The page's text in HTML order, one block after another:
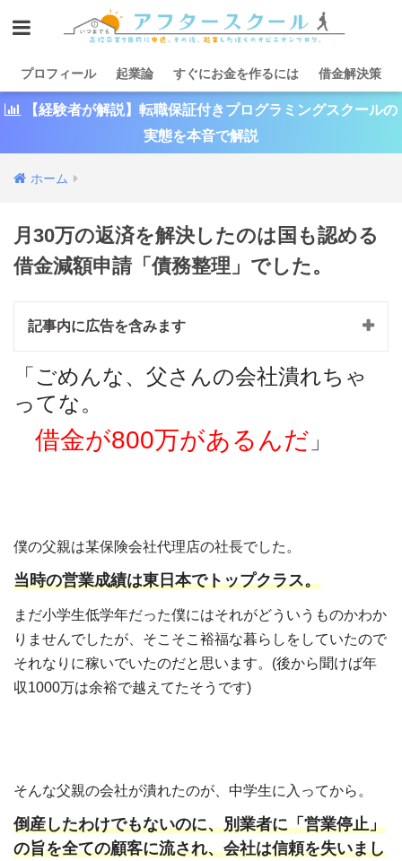
プロフィール 起業論 すぐにお金を作るには 借金解決策
【経験者が解説】転職保証付きプログラミングスクールの
実態を本音で解説
ホーム
月30万の返済を解決したのは国も認める
借金減額申請「債務整理」でした。
記事内に広告を含みます
「ごめんな、父さんの会社潰れちゃ
ってな。
借金が800万があるんだ 」
僕の父親は某保険会社代理店の社長でした。
当時の営業成績は東日本でトップクラス。
まだ小学生低学年だった僕にはそれがどういうものかわか
りませんでしたが、そこそこ裕福な暮らしをしていたので
それなりに稼いでいたのだと思います。(後から聞けば年
収1000万は余裕で越えてたそうです)
そんな父親の会社が潰れたのが、中学生に入ってから。
倒産したわけでもないのに、別業者に「営業停止」
の旨を全ての顧客に流され、会社は信頼を失いまし